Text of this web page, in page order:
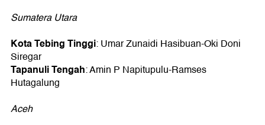
Sumatera Utara
Kota Tebing Tinggi: Umar Zunaidi Hasibuan-Oki Doni
Siregar
Tapanuli Tengah: Amin P Napitupulu-Ramses
Hutagalung
Aceh